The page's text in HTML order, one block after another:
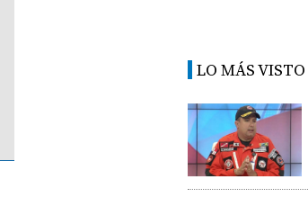
LO MÁS VISTO